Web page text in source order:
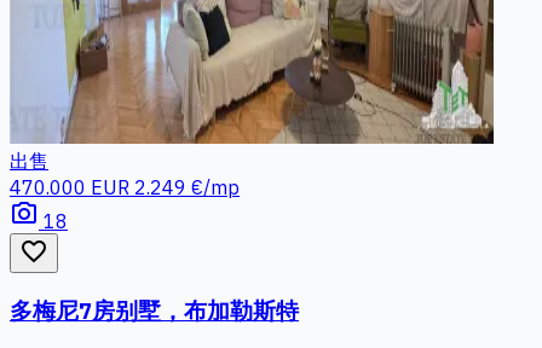
出售
470.000 EUR 2.249 €/mp
photo_camera 18
favorite_border
多梅尼7房别墅，布加勒斯特